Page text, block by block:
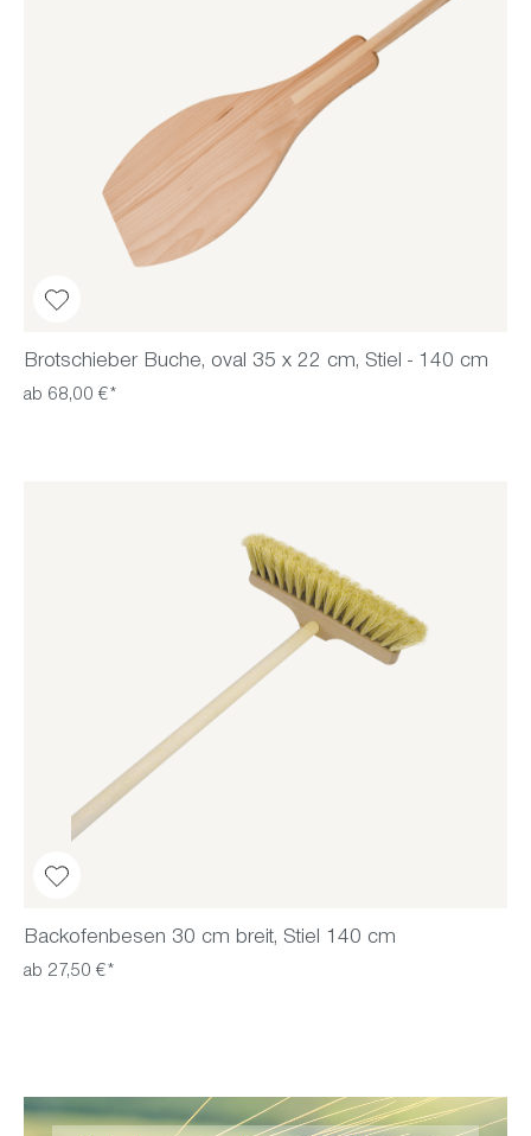
Brotschieber Buche, oval 35 x 22 cm, Stiel - 140 cm
ab 68,00 €*
Backofenbesen 30 cm breit, Stiel 140 cm
ab 27,50 €*